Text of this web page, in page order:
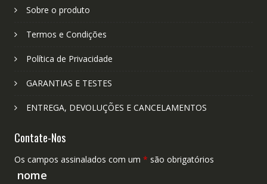
Sobre o produto
Termos e Condições
Política de Privacidade
GARANTIAS E TESTES
ENTREGA, DEVOLUÇÕES E CANCELAMENTOS
Contate-Nos
Os campos assinalados com um * são obrigatórios
nome